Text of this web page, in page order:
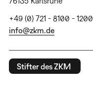
+49 (0) 721 - 8100 - 1200
info@zkm.de
Stifter des ZKM